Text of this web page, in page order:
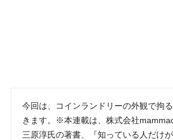
今回は、コインランドリーの外観で拘
きます。※本連載は、株式会社
三原淳氏の著書、『知っている人だけ